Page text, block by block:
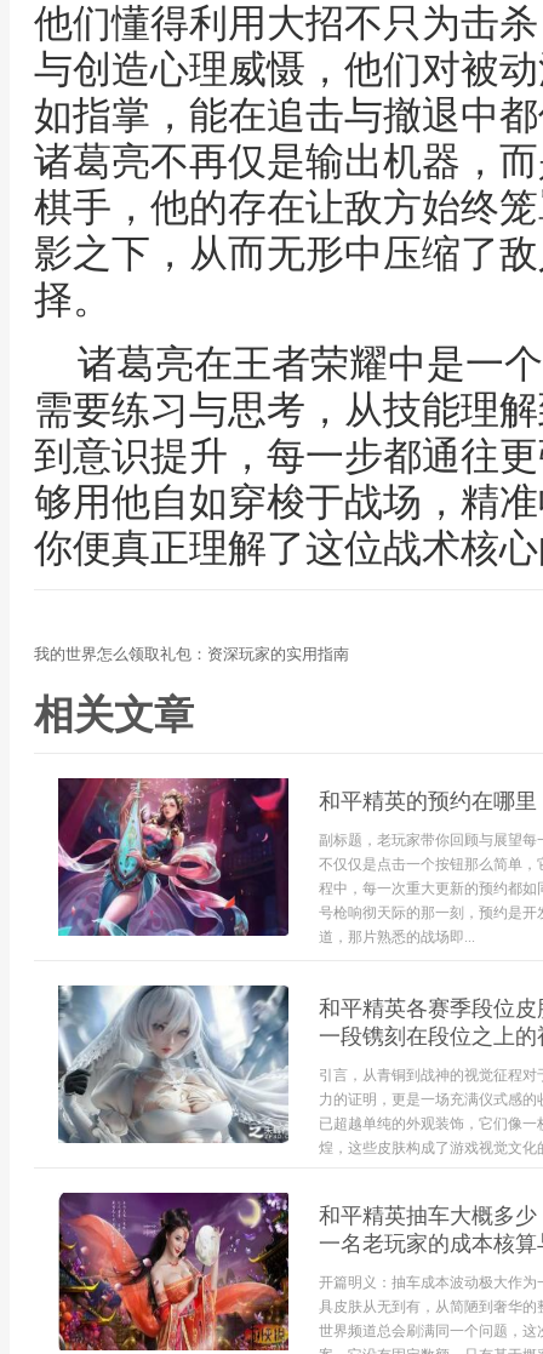
他们懂得利用大招不只为击
与创造心理威慑，他们对被
如指掌，能在追击与撤退中
诸葛亮不再仅是输出机器，
棋手，他的存在让敌方始终
影之下，从而无形中压缩了
择。
诸葛亮在王者荣耀中是一
需要练习与思考，从技能理
到意识提升，每一步都通往
够用他自如穿梭于战场，精
你便真正理解了这位战术核
我的世界怎么领取礼包：资深玩家的实用指南
相关文章
和平精英的预约在哪
副标题，老玩家带你回顾与展望
不仅仅是点击一个按钮那么简单
程中，每一次重大更新的预约都
号枪响彻天际的那一刻，预约是
道，那片熟悉的战场即...
和平精英各赛季段位
一段镌刻在段位之上
引言，从青铜到战神的视觉征程
力的证明，更是一场充满仪式感
已超越单纯的外观装饰，它们像
煌，这些皮肤构成了游戏视觉文化
和平精英抽车大概多
一名老玩家的成本核
开篇明义：抽车成本波动极大作
具皮肤从无到有，从简陋到奢华
世界频道总会刷满同一个问题，